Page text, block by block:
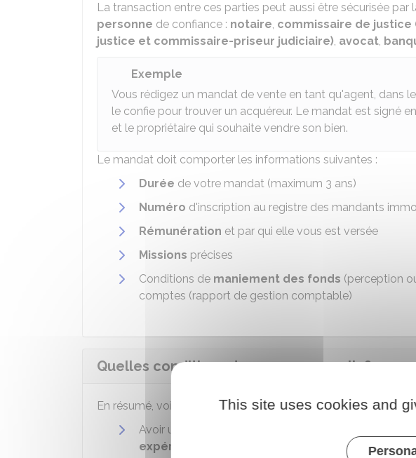
La transaction entre ces parties peut aussi être sécurisée par
personne de confiance : notaire, commissaire de justice
justice et commissaire-priseur judiciaire), avocat,
Exemple
Vous rédigez un mandat de vente en tant qu'agent, dans
le confie pour trouver un acquéreur. Le mandat est signé
et le propriétaire qui souhaite vendre son bien.
Le mandat doit comporter les informations suivantes :
Durée de votre mandat (maximum 3 ans)
Numéro d'inscription au registre des mandants
Rémunération et par qui elle vous est versée
Missions précises
Conditions de maniement des fonds (perception
comptes (rapport de gestion comptable)
Quelles conditions devez-vous remplir ?
En résumé, voici les informations clés à vérifierpour
Avoir un
expérience
professionnelle dans un métier de
This site uses cookies and